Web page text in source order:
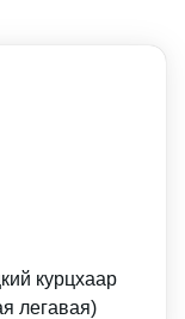
курцхаар
легавая)